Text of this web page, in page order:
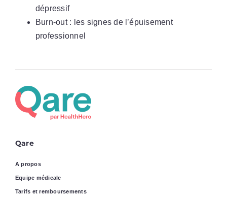
dépressif
Burn-out : les signes de l’épuisement
professionnel
Qare
A propos
Equipe médicale
Tarifs et remboursements